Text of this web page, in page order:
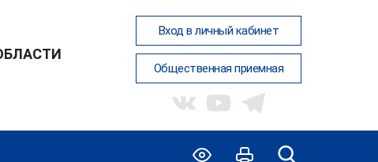
Вход в личный кабинет
Общественная приемная